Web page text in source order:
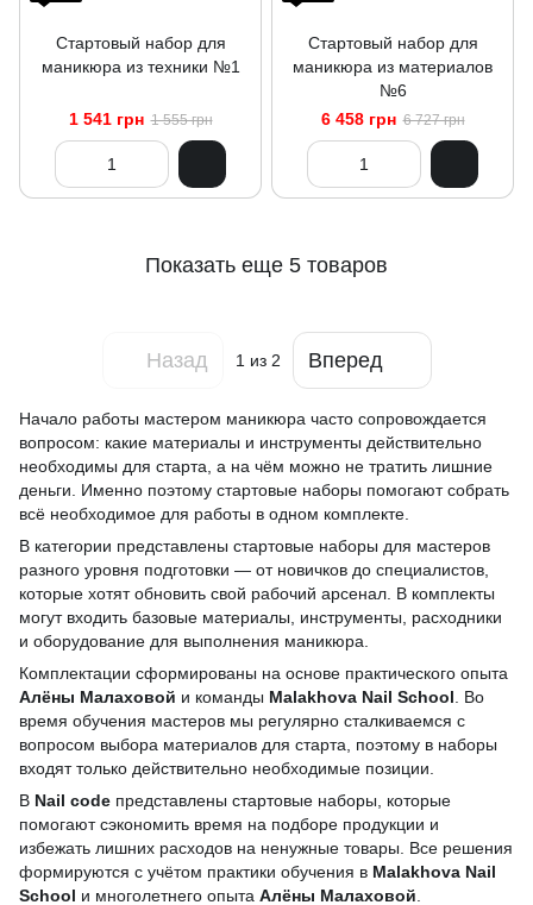
Стартовый набор для
маникюра из техники №1
1 541 грн 1 555 грн
Стартовый набор для
маникюра из материалов
№6
6 458 грн 6 727 грн
Показать еще 5 товаров
Назад 1 из 2 Вперед
Начало работы мастером маникюра часто сопровождается
вопросом: какие материалы и инструменты действительно
необходимы для старта, а на чём можно не тратить лишние
деньги. Именно поэтому стартовые наборы помогают собрать
всё необходимое для работы в одном комплекте.
В категории представлены стартовые наборы для мастеров
разного уровня подготовки — от новичков до специалистов,
которые хотят обновить свой рабочий арсенал. В комплекты
могут входить базовые материалы, инструменты, расходники
и оборудование для выполнения маникюра.
Комплектации сформированы на основе практического опыта
Алёны Малаховой и команды Malakhova Nail School . Во
время обучения мастеров мы регулярно сталкиваемся с
вопросом выбора материалов для старта, поэтому в наборы
входят только действительно необходимые позиции.
В Nail code представлены стартовые наборы, которые
помогают сэкономить время на подборе продукции и
избежать лишних расходов на ненужные товары. Все решения
формируются с учётом практики обучения в Malakhova Nail
School и многолетнего опыта Алёны Малаховой